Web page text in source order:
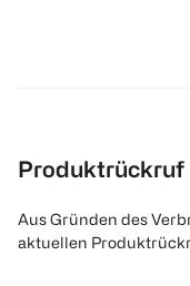
Produktrückruf
Aus Gründen des
aktuellen